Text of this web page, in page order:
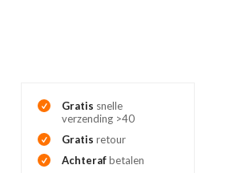
Gratis snelle
verzending >40
Gratis retour
Achterafbetalen